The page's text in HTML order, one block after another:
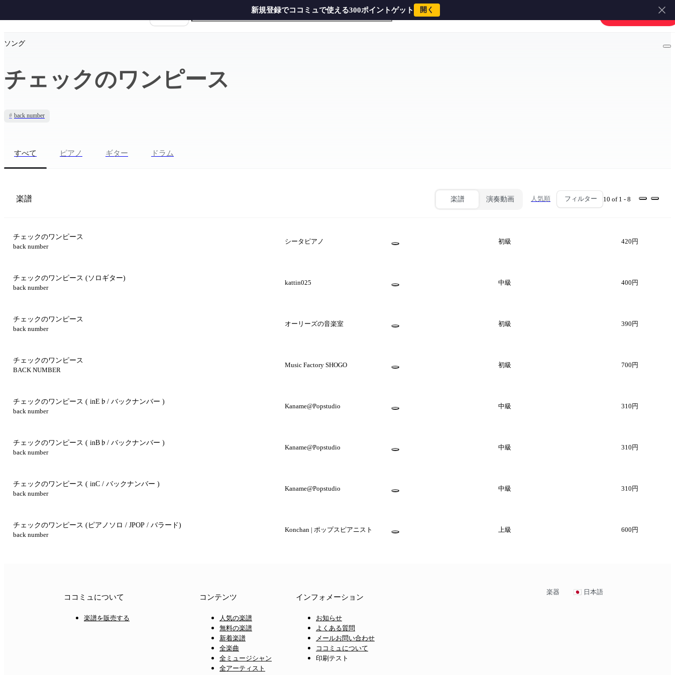
会員登録・ログイン
新規登録でココミュで使える300ポイントゲット
開く
ホーム›back number›チェックのワンピース
ソング
チェックのワンピース
# back number
すべて ピアノ ギター ドラム
楽譜 楽譜 演奏動画 人気順 フィルター 10 of 1 - 8
チェックのワンピース
back number
シータピアノ 初級 420円
チェックのワンピース (ソロギター)
back number
kattin025 中級 400円
チェックのワンピース
back number
オーリーズの音楽室 初級 390円
チェックのワンピース
BACK NUMBER
Music Factory SHOGO 初級 700円
チェックのワンピース ( inE♭/ バックナンバー )
back number
Kaname@Popstudio 中級 310円
チェックのワンピース ( inB♭/ バックナンバー )
back number
Kaname@Popstudio 中級 310円
チェックのワンピース ( inC / バックナンバー )
back number
Kaname@Popstudio 中級 310円
チェックのワンピース (ピアノソロ / JPOP / バラード)
back number
Konchan | ポップスピアニスト 上級 600円
ココミュについて
楽譜を販売する
コンテンツ
人気の楽譜
無料の楽譜
新着楽譜
全楽曲
全ミュージシャン
全アーティスト
インフォメーション
お知らせ
よくある質問
メールお問い合わせ
ココミュについて
印刷テスト
楽器 日本語